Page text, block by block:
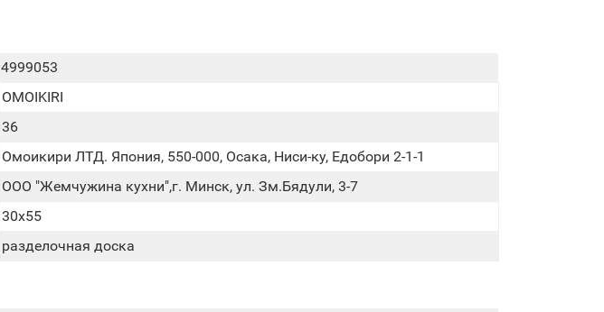
4999053
OMOIKIRI
36
Омоикири ЛТД. Япония, 550-000, Осака, Ниси-ку, Едобори 2-1-1
ООО "Жемчужина кухни",г. Минск, ул. Зм.Бядули, 3-7
30x55
разделочная доска